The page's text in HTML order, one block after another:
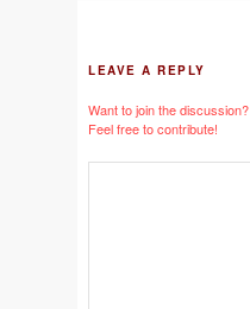
LEAVE A REPLY
Want to join the discussion?
Feel free to contribute!